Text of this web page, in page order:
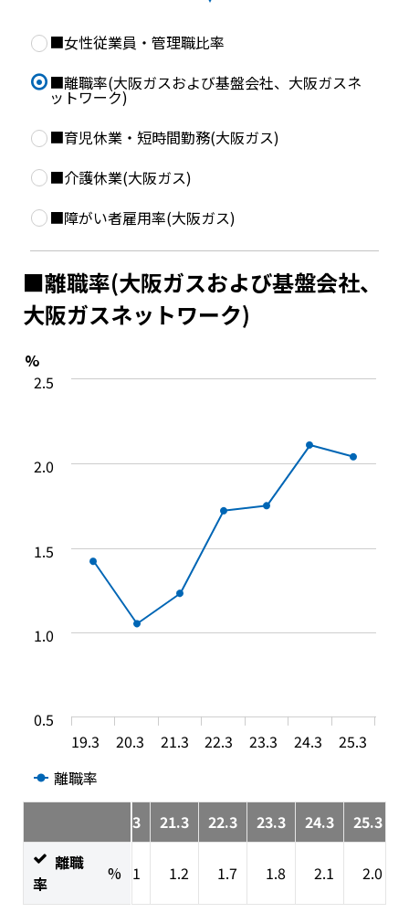
ソーシャルメディア一覧